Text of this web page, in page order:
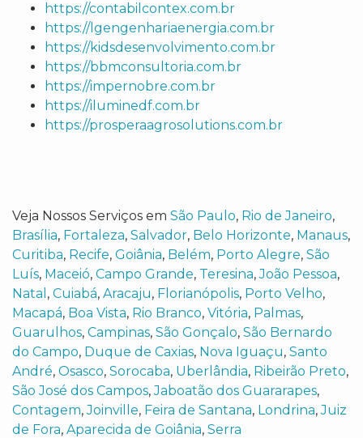
https://contabilcontex.com.br
https://lgengenhariaenergia.com.br
https://kidsdesenvolvimento.com.br
https://bbmconsultoria.com.br
https://impernobre.com.br
https://iluminedf.com.br
https://prosperaagrosolutions.com.br
Veja Nossos Serviços em São Paulo, Rio de Janeiro,
Brasília, Fortaleza, Salvador, Belo Horizonte, Manaus,
Curitiba, Recife, Goiânia, Belém, Porto Alegre, São
Luís, Maceió, Campo Grande, Teresina,João Pessoa,
Natal , Cuiabá, Aracaju, Florianópolis, Porto Velho,
Macapá, Boa Vista, Rio Branco, Vitória, Palmas,
Guarulhos, Campinas, São Gonçalo, São Bernardo
do Campo, Duque de Caxias, Nova Iguaçu, Santo
André, Osasco, Sorocaba, Uberlândia, Ribeirão Preto,
São José dos Campos,Jaboatão dos Guararapes,
Contagem,Joinville, Feira de Santana, Londrina,Juiz
de Fora, Aparecida de Goiânia, Serra